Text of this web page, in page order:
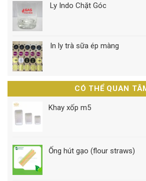
Ly Indo Chặt Góc
In ly trà sữa ép màng
CÓ THỂ QUAN
Khay xốp m5
Ống hút gạo (flour straws)